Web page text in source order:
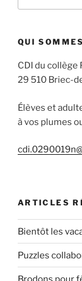
QUI
CDI du collège
29 510 Briec-
Élèves et
à vos plumes
ARTICLES
Bientôt les
Puzzles